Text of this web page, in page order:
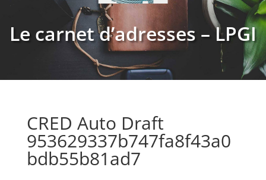
Le carnet d’adresses – LPGI
CRED Auto Draft
953629337b747fa8f43a0
bdb55b81ad7